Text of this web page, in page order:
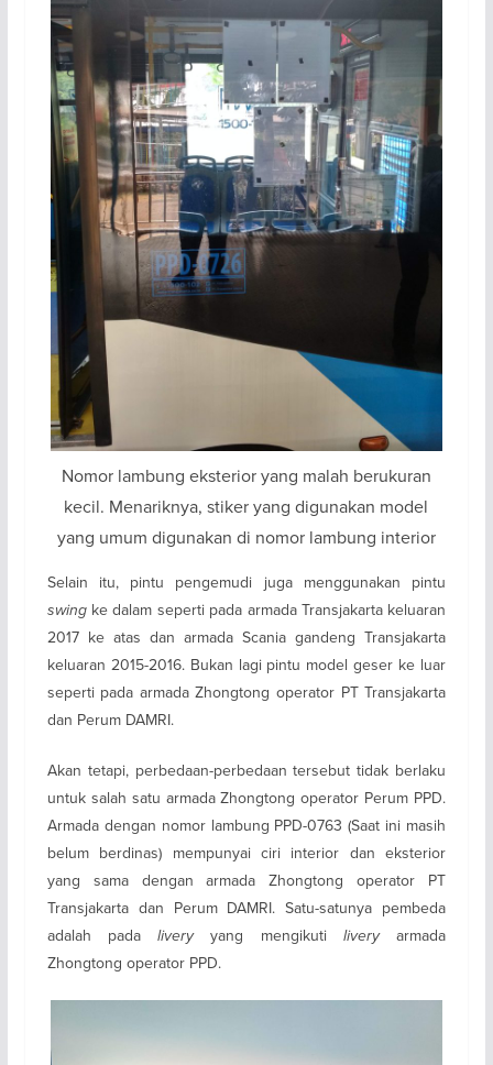
Nomor lambung eksterior yang malah berukuran
kecil. Menariknya, stiker yang digunakan model
yang umum digunakan di nomor lambung interior
Selain itu, pintu pengemudi juga menggunakan pintu
swingke dalam seperti pada armada Transjakarta keluaran
2017 ke atas dan armada Scania gandeng Transjakarta
keluaran 2015-2016. Bukan lagi pintu model geser ke luar
seperti pada armada Zhongtong operator PT Transjakarta
dan Perum DAMRI.
Akan tetapi, perbedaan-perbedaan tersebut tidak berlaku
untuk salah satu armada Zhongtong operator Perum PPD.
Armada dengan nomor lambung PPD-0763 (Saat ini masih
belum berdinas) mempunyai ciri interior dan eksterior
yang sama dengan armada Zhongtong operator PT
Transjakarta dan Perum DAMRI. Satu-satunya pembeda
adalah padaliveryyang mengikutiliveryarmada
Zhongtong operator PPD.